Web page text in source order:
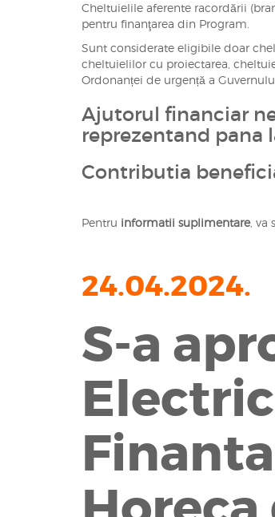
Cheltuielile aferente racordării
pentru finanţarea din Program.
Sunt considerate eligibile doar
cheltuielilor cu proiectarea,
Ordonanței de urgență a
Ajutorul financiar
reprezentand pana
Contributia
Pentru informatii suplimentare, va
24.04.2024.
S-a